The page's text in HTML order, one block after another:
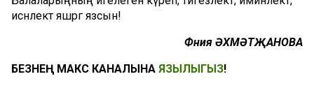
исәнлектә яшәргә язсын!
Фәния ӘХМӘТҖАНОВА
БЕЗНЕҢ МАКС КАНАЛЫНА ЯЗЫЛЫГЫЗ!